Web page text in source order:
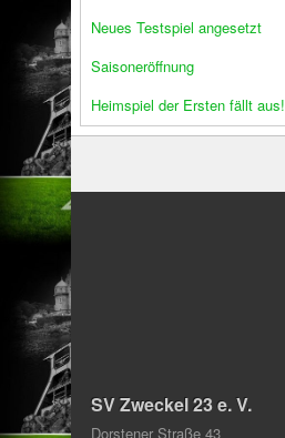
Neues Testspiel angesetzt
Saisoneröffnung
Heimspiel der Ersten fällt aus!
SV Zweckel 23 e. V.
Dorstener Straße 43